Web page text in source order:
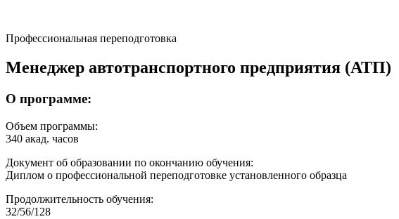
Профессиональная переподготовка
Менеджер автотранспортного предприятия (АТП)
О программе:
Объем программы:
340 акад. часов
Документ об образовании по окончанию обучения:
Диплом о профессиональной переподготовке установленного образца
Продолжительность обучения:
32/56/128